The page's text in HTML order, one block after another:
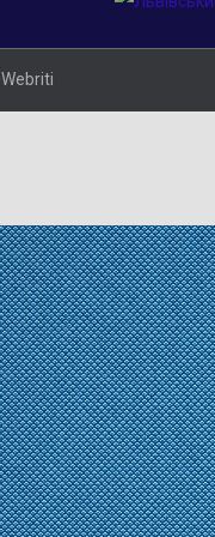
Webriti